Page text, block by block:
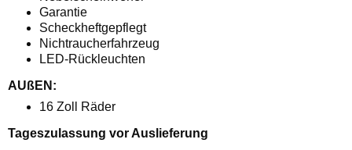
Garantie
Scheckheftgepflegt
Nichtraucherfahrzeug
LED-Rückleuchten
AUßEN:
16 Zoll Räder
Tageszulassung vor Auslieferung